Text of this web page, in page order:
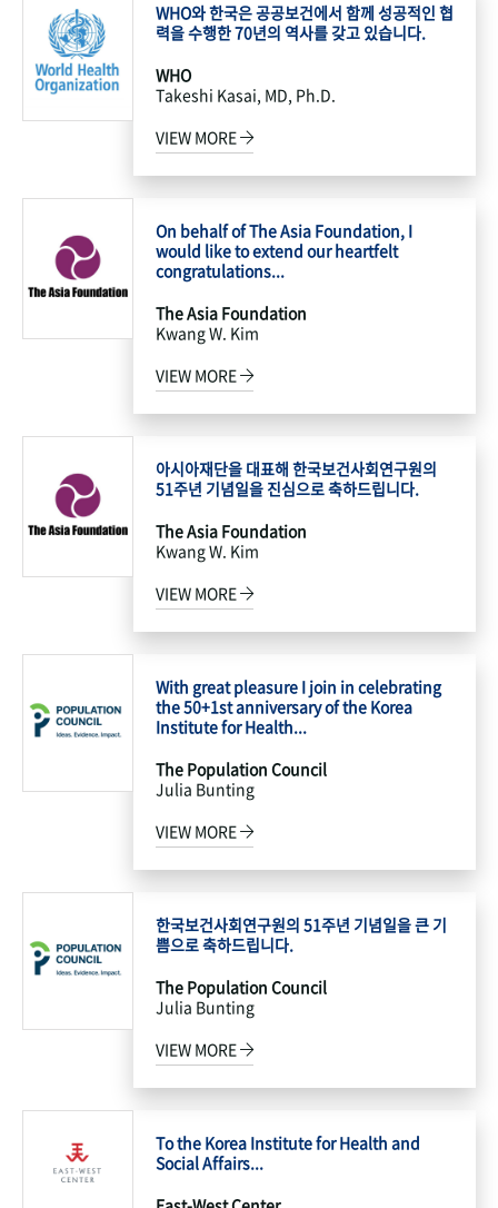
WHO와 한국은 공공보건에서 함께 성공적인 협
력을 수행한 70년의 역사를 갖고 있습니다.
WHO
Takeshi Kasai, MD, Ph.D.
VIEW MORE
On behalf of The Asia Foundation, I
would like to extend our heartfelt
congratulations...
The Asia Foundation
Kwang W. Kim
VIEW MORE
아시아재단을 대표해 한국보건사회연구원의
51주년 기념일을 진심으로 축하드립니다.
The Asia Foundation
Kwang W. Kim
VIEW MORE
With great pleasure I join in celebrating
the 50+1st anniversary of the Korea
Institute for Health...
The Population Council
Julia Bunting
VIEW MORE
한국보건사회연구원의 51주년 기념일을 큰 기
쁨으로 축하드립니다.
The Population Council
Julia Bunting
VIEW MORE
To the Korea Institute for Health and
Social Affairs...